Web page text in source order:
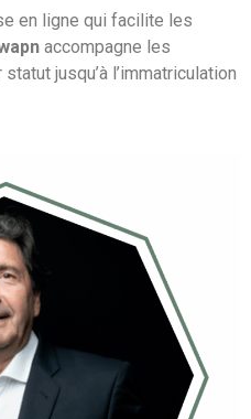
en ligne qui facilite les
accompagne les
jusqu’à l’immatriculation